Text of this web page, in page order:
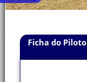
Ficha do Piloto